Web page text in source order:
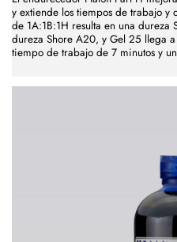
y extiende los tiempos de trabajo y
de 1A:1B:1H resulta en una dureza
dureza Shore A20, y Gel 25 llega
tiempo de trabajo de 7 minutos y